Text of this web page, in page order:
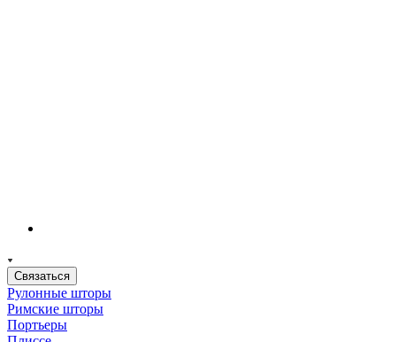
Связаться
Рулонные шторы
Римские шторы
Портьеры